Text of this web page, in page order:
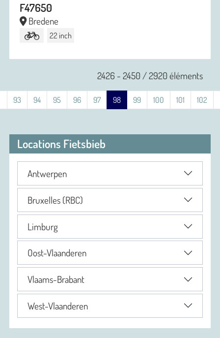
F47650
Bredene
22 inch
2426 - 2450 / 2920 éléments
93 94 95 96 97 98 99 100 101 102
Locations Fietsbieb
Antwerpen
Bruxelles (RBC)
Limburg
Oost-Vlaanderen
Vlaams-Brabant
West-Vlaanderen